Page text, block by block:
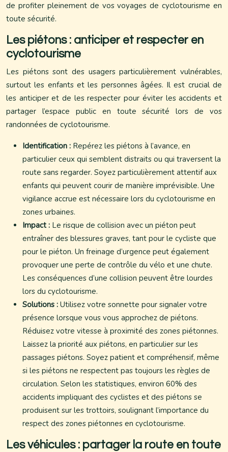
de profiter pleinement de vos voyages de cyclotourisme en
toute sécurité.
Les piétons : anticiper et respecter en
cyclotourisme
Les piétons sont des usagers particulièrement vulnérables,
surtout les enfants et les personnes âgées. Il est crucial de
les anticiper et de les respecter pour éviter les accidents et
partager l’espace public en toute sécurité lors de vos
randonnées de cyclotourisme.
Identification : Repérez les piétons à l’avance, en
particulier ceux qui semblent distraits ou qui traversent la
route sans regarder. Soyez particulièrement attentif aux
enfants qui peuvent courir de manière imprévisible. Une
vigilance accrue est nécessaire lors du cyclotourisme en
zones urbaines.
Impact : Le risque de collision avec un piéton peut
entraîner des blessures graves, tant pour le cycliste que
pour le piéton. Un freinage d’urgence peut également
provoquer une perte de contrôle du vélo et une chute.
Les conséquences d’une collision peuvent être lourdes
lors du cyclotourisme.
Solutions : Utilisez votre sonnette pour signaler votre
présence lorsque vous vous approchez de piétons.
Réduisez votre vitesse à proximité des zones piétonnes.
Laissez la priorité aux piétons, en particulier sur les
passages piétons. Soyez patient et compréhensif, même
si les piétons ne respectent pas toujours les règles de
circulation. Selon les statistiques, environ 60% des
accidents impliquant des cyclistes et des piétons se
produisent sur les trottoirs, soulignant l’importance du
respect des zones piétonnes en cyclotourisme.
Les véhicules : partager la route en toute